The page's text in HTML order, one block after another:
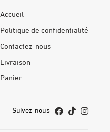
Accueil
Politique de confidentialité
Contactez-nous
Livraison
Panier
Suivez-nous